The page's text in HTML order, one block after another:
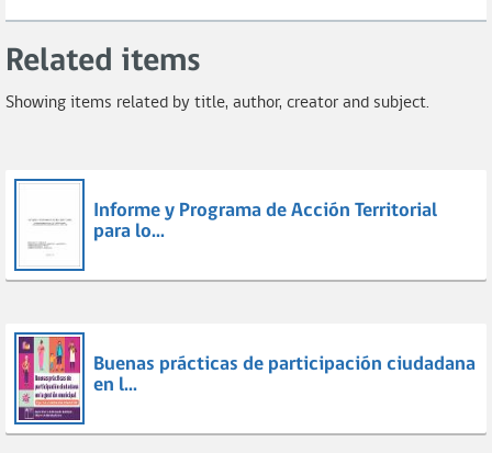
Related items
Showing items related by title, author, creator and subject.
Informe y Programa de Acción Territorial
para lo...
Buenas prácticas de participación ciudadana
en l...